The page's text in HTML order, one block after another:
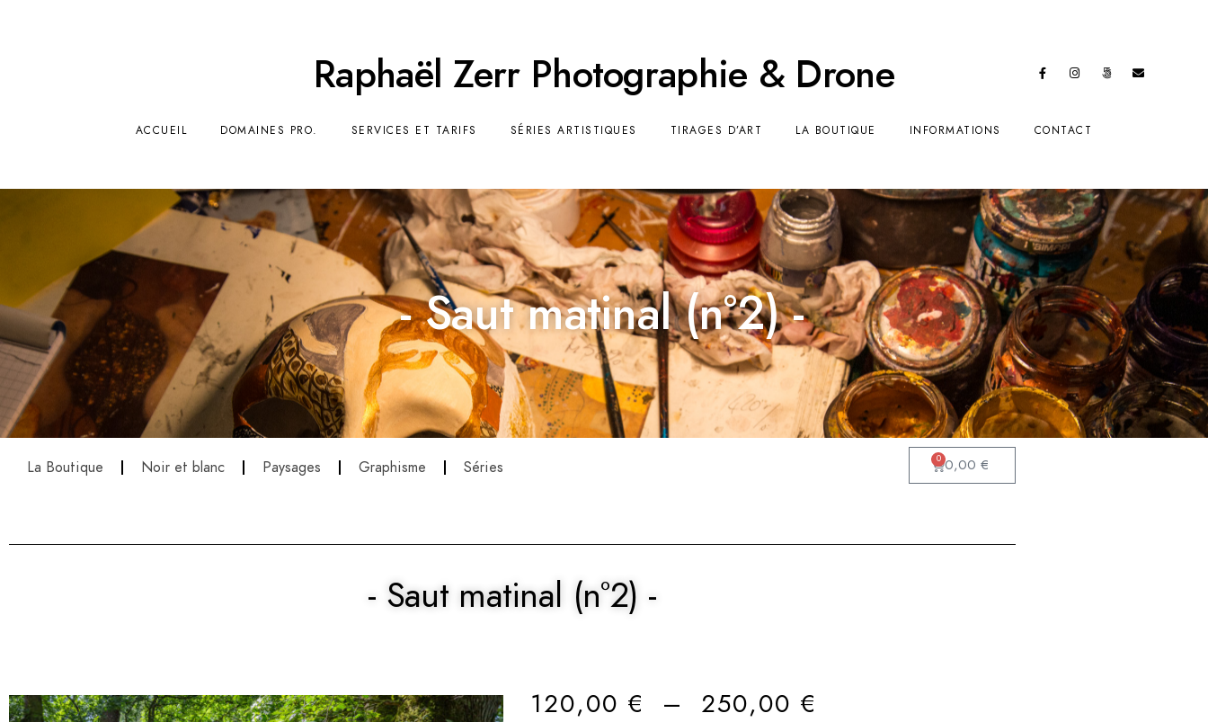
Raphaël Zerr Photographie & Drone
ACCUEIL DOMAINES PRO. SERVICES ET TARIFS SÉRIES ARTISTIQUES TIRAGES D’ART LA BOUTIQUE INFORMATIONS CONTACT
- Saut matinal (n°2) -
La Boutique Noir et blanc Paysages Graphisme Séries 0,00€
0
- Saut matinal (n°2) -
120,00 € – 250,00 €